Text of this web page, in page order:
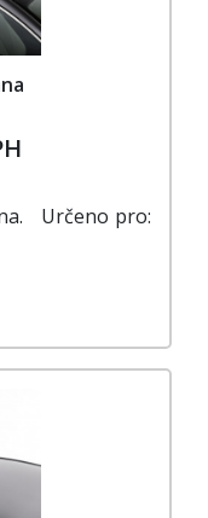
Určeno pro: